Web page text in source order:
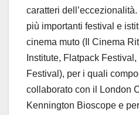
caratteri
più importanti festival e
cinema muto (Il Cinema
Institute, Flatpack
Festival), per i quali
collaborato con il London
Kennington Bioscope e